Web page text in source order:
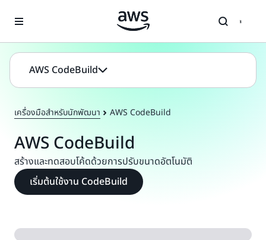
AWS CodeBuild
เครื่องมือสำหรับนักพัฒนา AWS CodeBuild
AWS CodeBuild
สร้างและทดสอบโค้ดด้วยการปรับขนาดอัตโนมัติ
เริ่มต้นใช้งาน CodeBuild